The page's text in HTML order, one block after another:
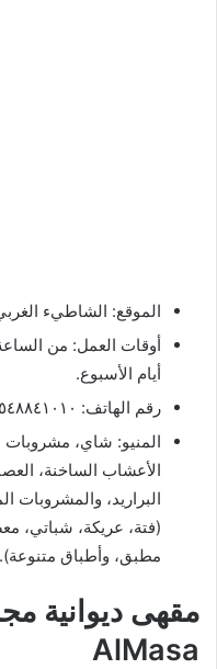
الموقع: الشاطيء
أيام الأسبوع.
رقم الهاتف: ٠٥٤٨٨٤١٠١٠
المنيو: شاي،
الأعشاب الساخنة،
البراريد، والمشروبات
(فتة، عريكة، شباتي،
مطبق، وأطباق متنوعة).
AlMasa